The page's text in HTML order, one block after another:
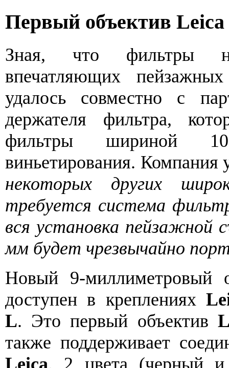
Первый объектив Leica
Зная, что фильтры
впечатляющих
удалось совместно с
держателя фильтра,
фильтры шириной
виньетирования. Компания
некоторых других
требуется система
вся установка пейзажной
мм будет чрезвычайно
Новый 9-миллиметровый
доступен в креплениях
L. Это первый объектив
также поддерживает